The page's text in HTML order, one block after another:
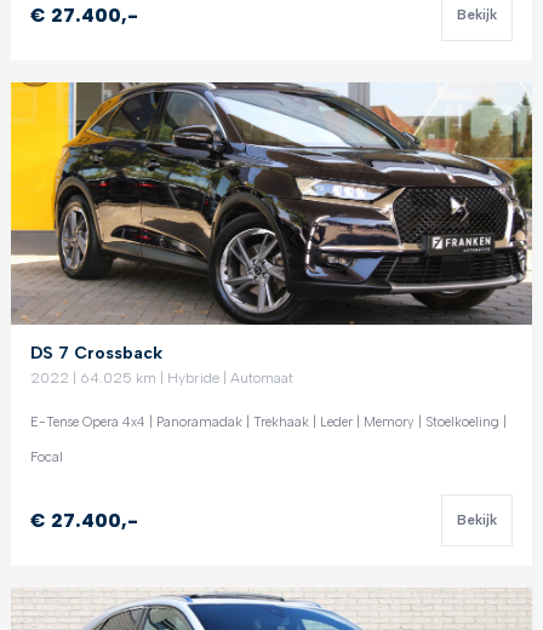
€ 27.400,- Bekijk
DS 7 Crossback
2022 | 64.025 km | Hybride | Automaat
E-Tense Opera 4x4 | Panoramadak | Trekhaak | Leder | Memory | Stoelkoeling |
Focal
€ 27.400,- Bekijk